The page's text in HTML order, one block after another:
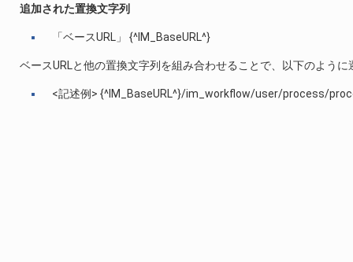
追加された置換文字列
「ベースURL」 {^IM_BaseURL^}
ベースURLと他の置換文字列を組み合わせることで、以下のように
<記述例> {^IM_BaseURL^}/im_workflow/user/process/